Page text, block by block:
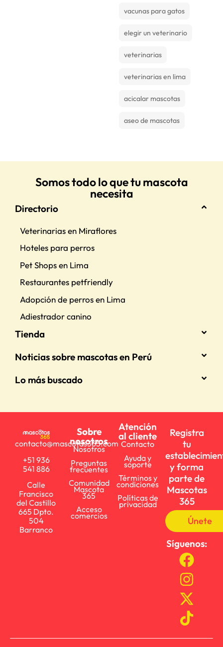
vacunas para gatos
elegir un veterinario
veterinarias
veterinarias en lima
acicalar mascotas
aseo de mascotas
Somos todo lo que tu mascota
necesita
Directorio
Veterinarias en Miraflores
Hoteles para perros
Pet Shops en Lima
Restaurantes petfriendly
Adopción de perros en Lima
Adiestrador canino
Tienda
Noticias sobre mascotas en Perú
Lo más buscado
contacto@mascotas365.com
+51 936
541 886
Calle
Francisco
del Castillo
665 Dpto.
504
Barranco
Sobre
nosotros
Nosotros
Preguntas
frecuentes
Comunidad
Mascota
365
Acceso
comercios
Atención
al cliente
Contacto
Ayuda y
soporte
Términos y
condiciones
Políticas de
privacidad
Registra
tu
y forma
parte de
Mascotas
365
Únete
Síguenos: